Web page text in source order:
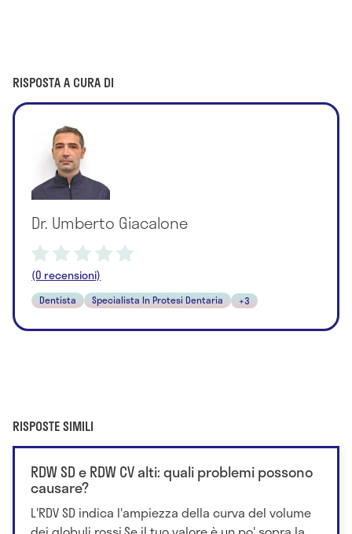
RISPOSTA A CURA DI
Dr. Umberto Giacalone
(0 recensioni)
Dentista Specialista In Protesi Dentaria +3
RISPOSTE SIMILI
RDW SD e RDW CV alti: quali problemi possono
causare?
L'RDV SD indica l'ampiezza della curva del volume